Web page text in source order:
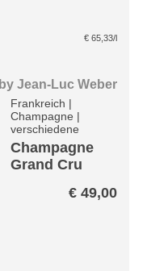
€ 65,33/l
byJean-Luc Weber
Frankreich |
Champagne |
verschiedene
Champagne
Grand Cru
€ 49,00